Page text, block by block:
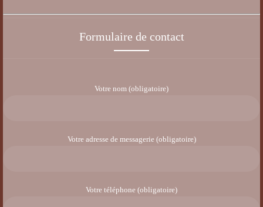
Formulaire de contact
Votre nom (obligatoire)
Votre adresse de messagerie (obligatoire)
Votre téléphone (obligatoire)